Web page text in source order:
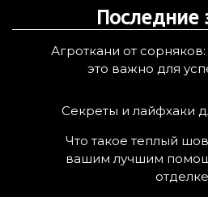
Последние
Агроткани от
это важно для
Секреты и лайфхаки
Что такое теплый
вашим лучшим